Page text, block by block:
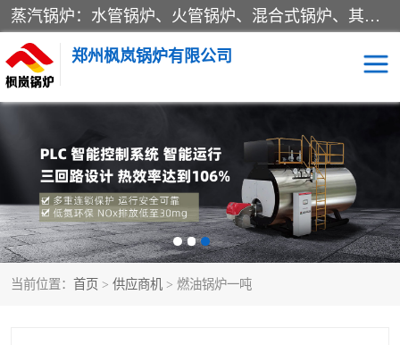
蒸汽锅炉：水管锅炉、火管锅炉、混合式锅炉、其他蒸汽锅炉； 热水锅炉：家用型集中供暖用热水锅炉、其他热水锅炉； 有机热载体锅炉； 船用蒸汽锅炉； （锅炉用辅助设备及装置）蒸汽冷凝器：表面冷凝器、混合式冷凝器、空冷式冷凝器、其他蒸汽冷凝器； 锅炉用辅助设备：节热器、蒸汽收集器、蓄能器、烟垢清除器、气体回收器、泥渣刮除器、空气预热器、其他锅炉用辅助设备；
郑州枫岚锅炉有限公司
当前位置： 首页 > 供应商机 > 燃油锅炉一吨